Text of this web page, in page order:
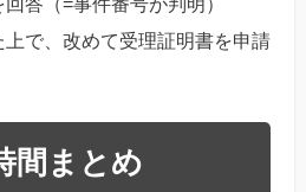
答（=事件番号が判明）
で、改めて受理証明書を申請
間まとめ